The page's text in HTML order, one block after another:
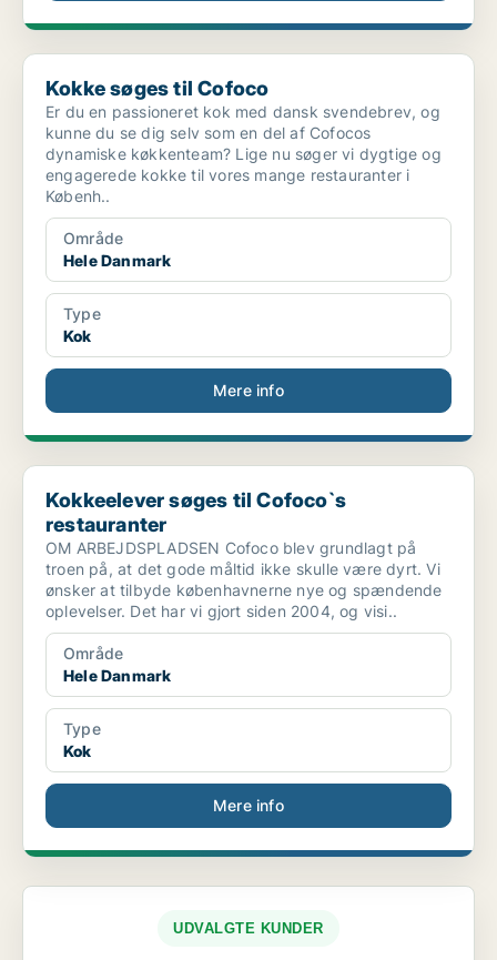
Kokke søges til Cofoco
Kokke søges til Cofoco
Er du en passioneret kok med dansk svendebrev, og
kunne du se dig selv som en del af Cofocos
dynamiske køkkenteam? Lige nu søger vi dygtige og
engagerede kokke til vores mange restauranter i
Københ..
Område
Hele Danmark
Type
Kok
Mere info
Kokkeelever søges til Cofoco`s restauranter
Kokkeelever søges til Cofoco`s
restauranter
OM ARBEJDSPLADSEN Cofoco blev grundlagt på
troen på, at det gode måltid ikke skulle være dyrt. Vi
ønsker at tilbyde københavnerne nye og spændende
oplevelser. Det har vi gjort siden 2004, og visi..
Område
Hele Danmark
Type
Kok
Mere info
UDVALGTE KUNDER